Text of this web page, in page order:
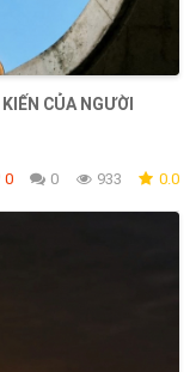
CỦA NGƯỜI
0 0 933 0.0